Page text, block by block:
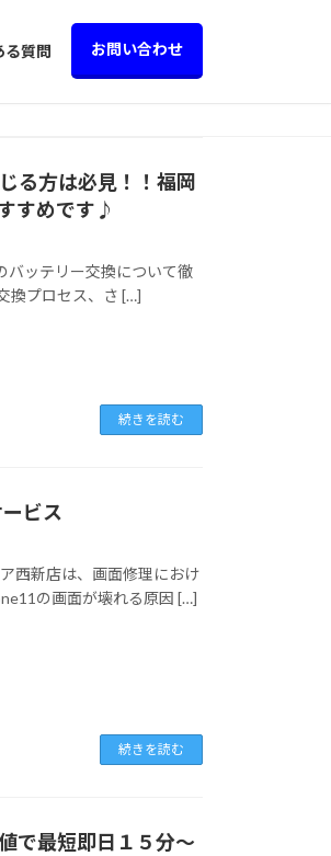
る質問 お問い合わせ
る方は必見！！福岡
すめです♪
バッテリー交換について徹
換プロセス、さ […]
続きを読む
ビス
西新店は、画面修理におけ
の画面が壊れる原因 […]
続きを読む
で最短即日１５分～